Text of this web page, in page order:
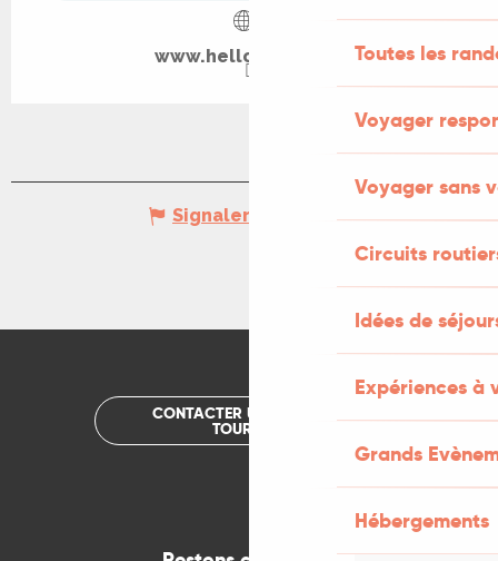
Toutes les
Voyager
Voyager sans
Circuits
Idées de
Expériences à
Grands
Hébergements
www.helloasso.com
Signaler une erreur
CONTACTER UN OFFICE DE
TOURISME